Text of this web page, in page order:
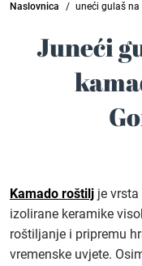
Naslovnica uneći gulaš
Juneći
Kamado roštilj je
izolirane keramike
roštiljanje i pripremu
vremenske uvjete.